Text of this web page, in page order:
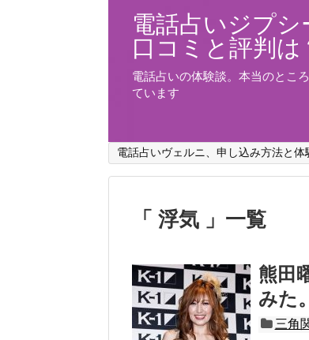
電話占いジプ
口コミと評判は
電話占いの体験談。本当のとこ
ています
電話占いヴェルニ、申し込み方法と体
「 浮気 」一覧
熊田
みた
三角